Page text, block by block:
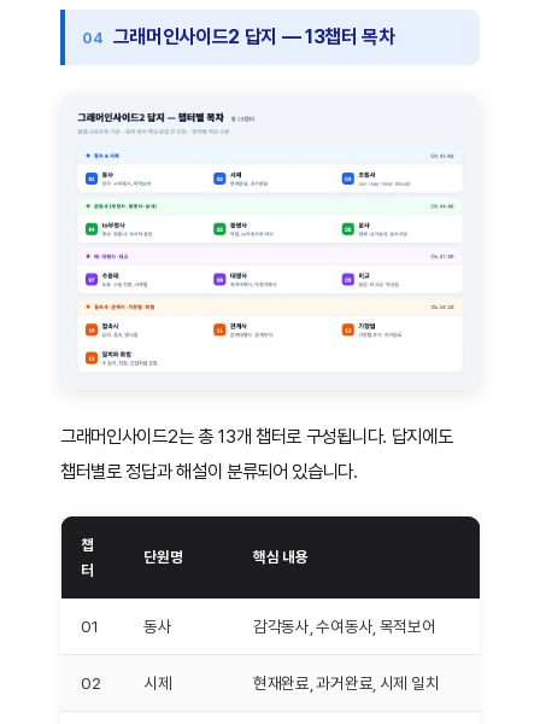
그래머인사이드2 답지 — 13챕터 목차
그래머인사이드2는 총 13개 챕터로 구성됩니다. 답지에도
챕터별로 정답과 해설이 분류되어 있습니다.
챕
터
단원명 핵심 내용
01 동사 감각동사, 수여동사, 목적보어
02 시제 현재완료, 과거완료, 시제 일치